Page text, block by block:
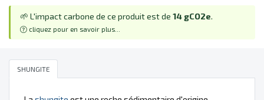
🌱 L'impact carbone de ce produit est de 14 gCO2e.
cliquez pour en savoir plus...
SHUNGITE